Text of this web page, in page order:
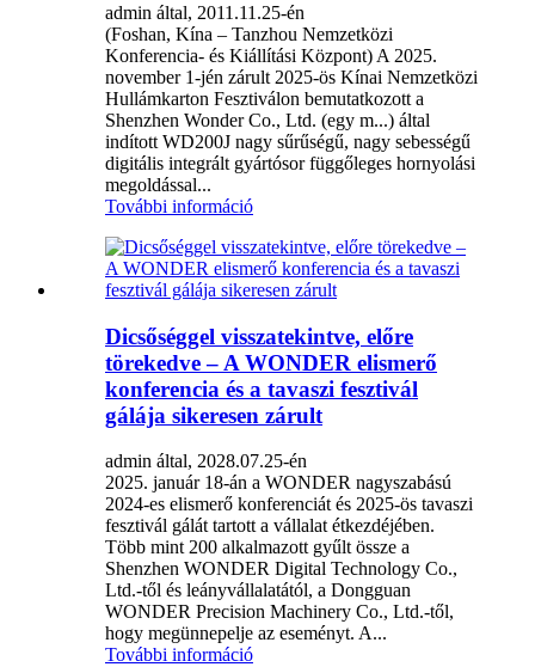
admin által, 2011.11.25-én
(Foshan, Kína – Tanzhou Nemzetközi
Konferencia- és Kiállítási Központ) A 2025.
november 1-jén zárult 2025-ös Kínai Nemzetközi
Hullámkarton Fesztiválon bemutatkozott a
Shenzhen Wonder Co., Ltd. (egy m...) által
indított WD200J nagy sűrűségű, nagy sebességű
digitális integrált gyártósor függőleges hornyolási
megoldással...
További információ
Dicsőséggel visszatekintve, előre
törekedve – A WONDER elismerő
konferencia és a tavaszi fesztivál
gálája sikeresen zárult
admin által, 2028.07.25-én
2025. január 18-án a WONDER nagyszabású
2024-es elismerő konferenciát és 2025-ös tavaszi
fesztivál gálát tartott a vállalat étkezdéjében.
Több mint 200 alkalmazott gyűlt össze a
Shenzhen WONDER Digital Technology Co.,
Ltd.-től és leányvállalatától, a Dongguan
WONDER Precision Machinery Co., Ltd.-től,
hogy megünnepelje az eseményt. A...
További információ